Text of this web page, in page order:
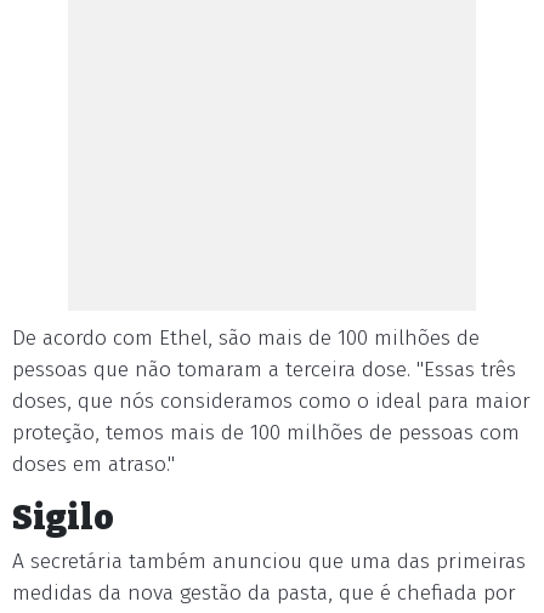
De acordo com Ethel, são mais de 100 milhões de
pessoas que não tomaram a terceira dose. "Essas três
doses, que nós consideramos como o ideal para maior
proteção, temos mais de 100 milhões de pessoas com
doses em atraso."
Sigilo
A secretária também anunciou que uma das primeiras
medidas da nova gestão da pasta, que é chefiada por